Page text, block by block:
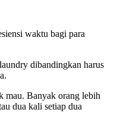
waktu bagi para
dibandingkan harus
mau. Banyak orang lebih
dua kali setiap dua